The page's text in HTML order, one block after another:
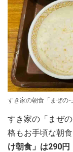
すき家の朝食「まぜの
すき家の「まぜ
格もお手頃な朝食
け朝食」は290